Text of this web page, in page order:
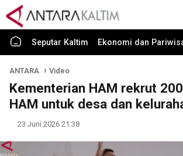
Seputar Kaltim Ekonomi dan
ANTARA Video
Kementerian HAM rekrut
HAM untuk desa dan
23 Juni 2026 21:38